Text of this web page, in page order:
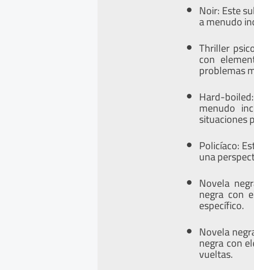
Noir: Este
a menudo
Thriller
con
problemas
Hard-
menudo
situaciones
Policíaco:
una
Novela
negra con
específico.
Novela
negra con
vueltas.